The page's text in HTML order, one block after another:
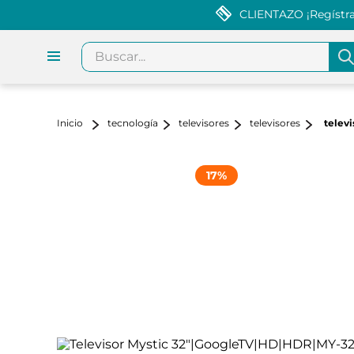
CLIENTAZO
Buscar...
tecnología televisores televisores
17%